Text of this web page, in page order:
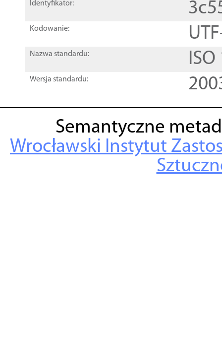
Identyfikator:
Kodowanie:
Nazwa standardu:
Wersja standardu:
Semantyczne
Wrocławski Instytut